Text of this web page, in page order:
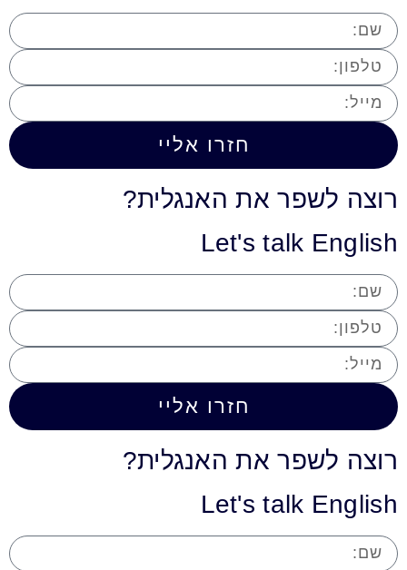
חזרו אליי
רוצה לשפר את האנגלית?
Let's talk English
חזרו אליי
רוצה לשפר את האנגלית?
Let's talk English